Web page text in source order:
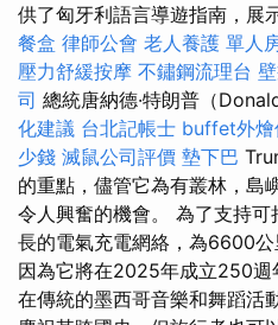
供了匈牙利語言導遊指南，展
餐盒 律師公會 老人養護 單人
壓力舒緩按摩 不鏽鋼流理台
司 總統唐納德·特朗普（
化建議 台北記帳士 buffet外燴
少錢 滅鼠公司評價 墊下巴
的重點，儘管它為有叢林，島
令人興奮的機會。 為了支持
長的電氣充電網絡，為6600公
因為它將在2025年成立250週
在傳統的墨西哥音樂和舞蹈活